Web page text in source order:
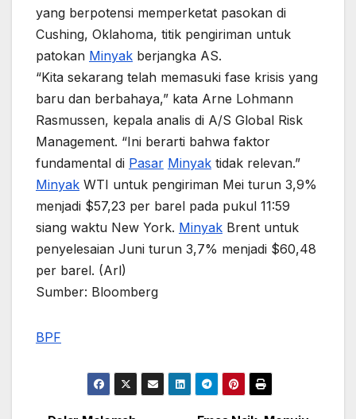
yang berpotensi memperketat pasokan di
Cushing, Oklahoma, titik pengiriman untuk
patokan Minyak berjangka AS.
“Kita sekarang telah memasuki fase krisis yang
baru dan berbahaya,” kata Arne Lohmann
Rasmussen, kepala analis di A/S Global Risk
Management. “Ini berarti bahwa faktor
fundamental di Pasar Minyak tidak relevan.”
Minyak WTI untuk pengiriman Mei turun 3,9%
menjadi $57,23 per barel pada pukul 11:59
siang waktu New York. Minyak Brent untuk
penyelesaian Juni turun 3,7% menjadi $60,48
per barel. (Arl)
Sumber: Bloomberg
BPF